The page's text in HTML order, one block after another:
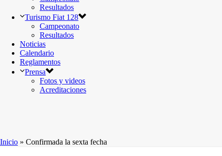
Resultados
Turismo Fiat 128
Campeonato
Resultados
Noticias
Calendario
Reglamentos
Prensa
Fotos y videos
Acreditaciones
Inicio » Confirmada la sexta fecha